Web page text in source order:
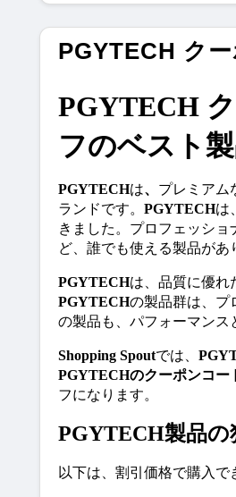
PGYTECH ク
PGYTECH
フのベスト
PGYTECHは、 プレミアム
ランドです。 PGYTECHは
きました。プロフェッショ
ど、誰でも使える製品があ
PGYTECHは、品質に優れ
PGYTECHの製品群は、プ
の製品も、パフォーマンス
Shopping Spoutでは、
PGYTECHのクーポンコー
フになります。
PGYTECH製品の
以下は、割引価格で購入で